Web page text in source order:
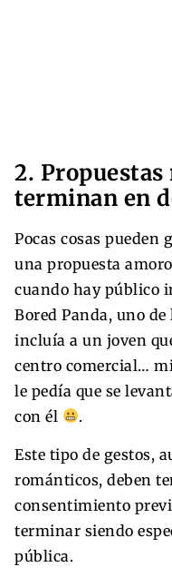
2.
terminan en
Pocas cosas
una propuesta
cuando hay público
Bored Panda, uno
incluía a un joven
centro comercial…
le pedía que se
con él
.
Este tipo de gestos,
románticos, deben
consentimiento
terminar siendo
pública.